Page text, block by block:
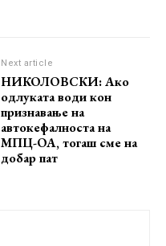
Next article
НИКОЛОВСКИ: Ако
одлуката води кон
признавање на
автокефалноста на
МПЦ-ОА, тогаш сме на
добар пат